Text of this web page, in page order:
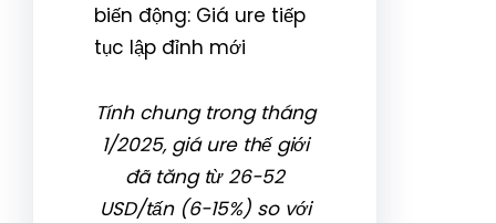
Tính chung trong tháng
1/2025, giá ure thế giới
đã tăng từ 26-52
USD/tấn (6-15%) so với